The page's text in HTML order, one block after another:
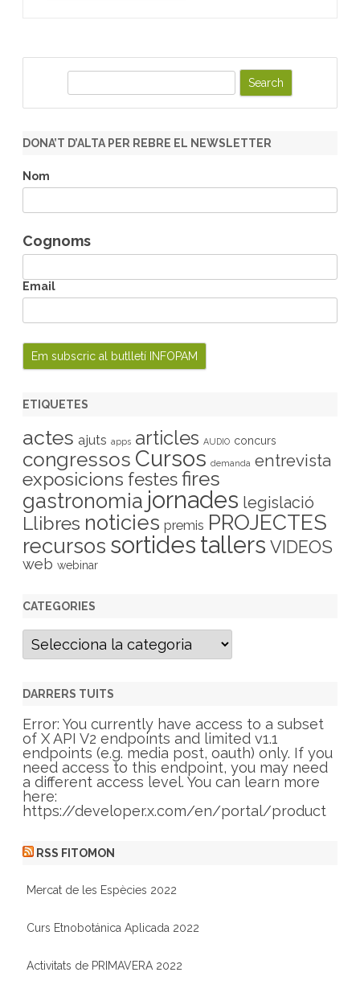
r
h
DONA’T D’ALTA PER REBRE EL NEWSLETTER
Nom
Cognoms
Email
ETIQUETES
actes ajuts apps articles AUDIO concurs
congressos Cursos demanda entrevista
exposicions festesfires
gastronomia jornades legislació
Llibres noticies premis PROJECTES
recursos sortides tallers VIDEOS
web webinar
CATEGORIES
C
t
g
r
i
e
s
DARRERS TUITS
Error: You currently have access to a subset
of X API V2 endpoints and limited v1.1
endpoints (e.g. media post, oauth) only. If you
need access to this endpoint, you may need
a different access level. You can learn more
here:
https://developer.x.com/en/portal/product
RSS FITOMON
Mercat de les Espècies 2022
Curs Etnobotánica Aplicada 2022
Activitats de PRIMAVERA 2022